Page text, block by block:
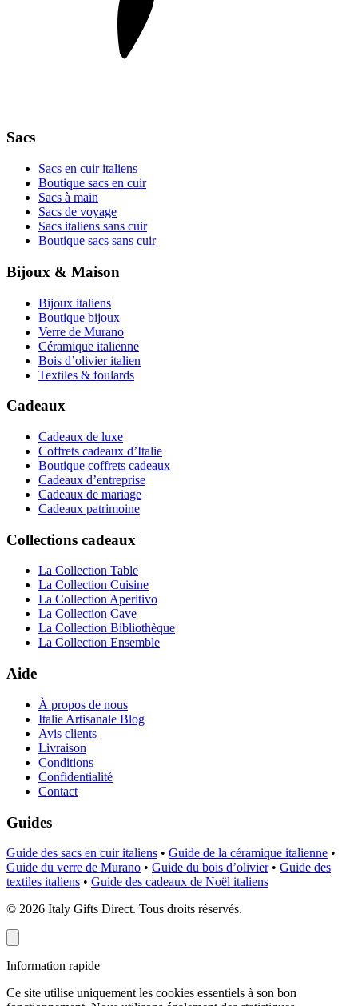
Sacs
Sacs en cuir italiens
Boutique sacs en cuir
Sacs à main
Sacs de voyage
Sacs italiens sans cuir
Boutique sacs sans cuir
Bijoux & Maison
Bijoux italiens
Boutique bijoux
Verre de Murano
Céramique italienne
Bois d’olivier italien
Textiles & foulards
Cadeaux
Cadeaux de luxe
Coffrets cadeaux d’Italie
Boutique coffrets cadeaux
Cadeaux d’entreprise
Cadeaux de mariage
Cadeaux patrimoine
Collections cadeaux
La Collection Table
La Collection Cuisine
La Collection Aperitivo
La Collection Cave
La Collection Bibliothèque
La Collection Ensemble
Aide
À propos de nous
Italie Artisanale Blog
Avis clients
Livraison
Conditions
Confidentialité
Contact
Guides
Guide des sacs en cuir italiens • Guide de la céramique italienne •
Guide du verre de Murano • Guide du bois d’olivier • Guide des
textiles italiens • Guide des cadeaux de Noël italiens
© 2026 Italy Gifts Direct. Tous droits réservés.
Information rapide
Ce site utilise uniquement les cookies essentiels à son bon